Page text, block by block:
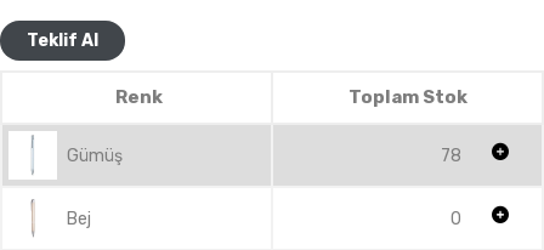
Teklif Al
Renk Toplam Stok
Gümüş 78
Bej 0